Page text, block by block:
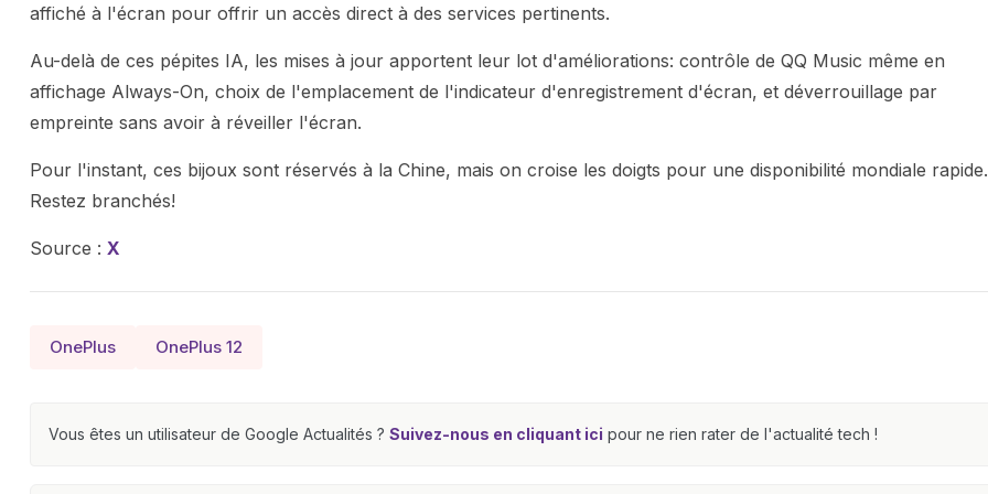
affiché à l'écran pour offrir un accès direct à des services pertinents.
Au-delà de ces pépites IA, les mises à jour apportent leur lot d'améliorations: contrôle de QQ Music même en
affichage Always-On, choix de l'emplacement de l'indicateur d'enregistrement d'écran, et déverrouillage par
empreinte sans avoir à réveiller l'écran.
Pour l'instant, ces bijoux sont réservés à la Chine, mais on croise les doigts pour une disponibilité mondiale rapide.
Restez branchés!
Source : X
OnePlus OnePlus 12
Vous êtes un utilisateur de Google Actualités ? Suivez-nous en cliquant ici pour ne rien rater de l'actualité tech !